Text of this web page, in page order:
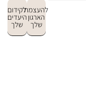
לקידום
היעדים
שלך
להעצמת
הארגון
שלך